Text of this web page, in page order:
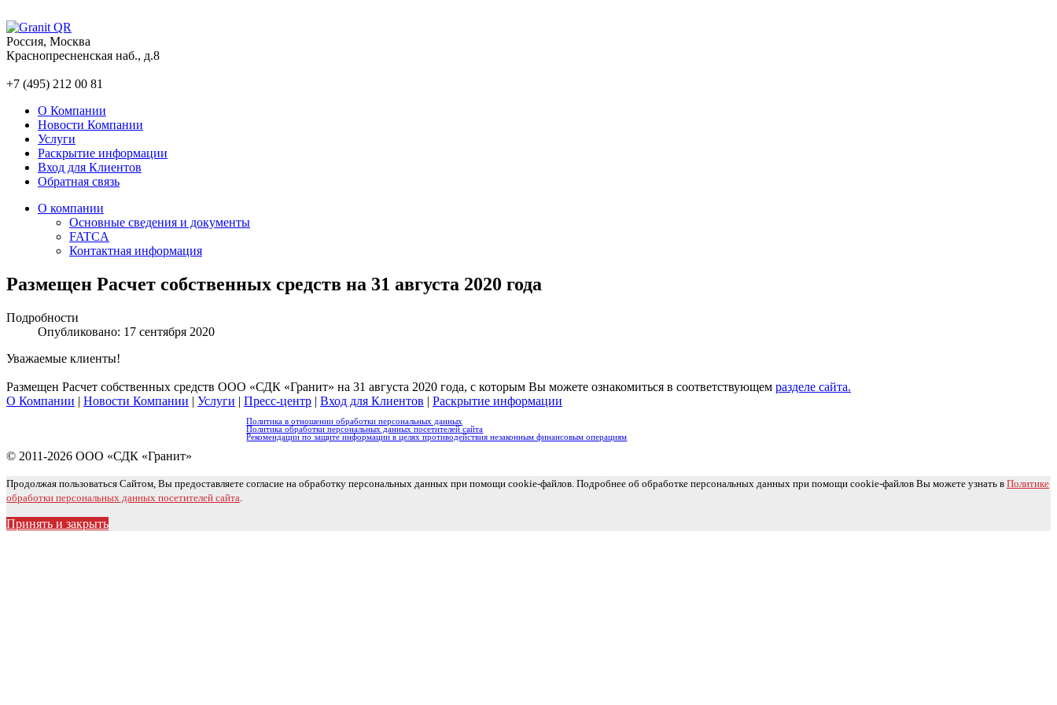
Россия, Москва
Краснопресненская наб., д.8
+7 (495) 212 00 81
О Компании
Новости Компании
Услуги
Раскрытие информации
Вход для Клиентов
Обратная связь
О компании
Основные сведения и документы
FATCA
Контактная информация
Размещен Расчет собственных средств на 31 августа 2020 года
Подробности
Опубликовано: 17 сентября 2020
Уважаемые клиенты!
Размещен Расчет собственных средств ООО «СДК «Гранит» на 31 августа 2020 года, с которым Вы можете ознакомиться в соответствующем разделе сайта.
О Компании | Новости Компании | Услуги | Пресс-центр | Вход для Клиентов | Раскрытие информации
Политика в отношении обработки персональных данных
Политика обработки персональных данных посетителей сайта
Рекомендации по защите информации в целях противодействия незаконным финансовым операциям
© 2011-2026 ООО «СДК «Гранит»
Продолжая пользоваться Сайтом, Вы предоставляете согласие на обработку персональных данных при помощи cookie-файлов. Подробнее об обработке персональных данных при помощи cookie-файлов Вы можете узнать в Политике
обработки персональных данных посетителей сайта
Принять и закрыть